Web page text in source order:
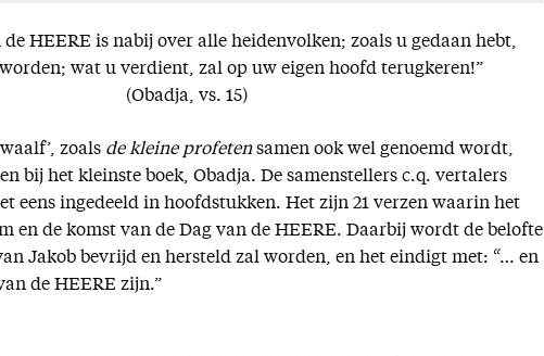
de HEERE is nabij over alle heidenvolken; zoals u gedaan hebt,
wat u verdient, zal op uw eigen hoofd terugkeren!”
(Obadja, vs. 15)
zoals de kleine profetensamen ook wel genoemd wordt,
bij het kleinste boek, Obadja. De samenstellers c.q. vertalers
eens ingedeeld in hoofdstukken. Het zijn 21 verzen waarin het
en de komst van de Dag van de HEERE. Daarbij wordt de belofte
Jakob bevrijd en hersteld zal worden, en het eindigt met: “… en
de HEERE zijn.”